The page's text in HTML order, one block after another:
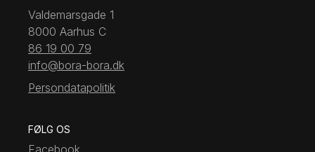
Valdemarsgade 1
8000 Aarhus C
86 19 00 79
info@bora-bora.dk
Persondatapolitik
FØLG OS
Facebook